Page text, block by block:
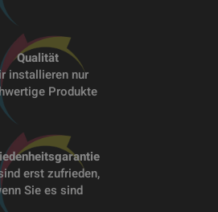
Qualität
installieren nur
Produkte
erst zufrieden,
Sie es sind